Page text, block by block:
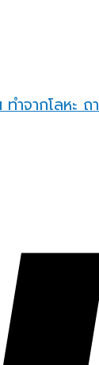
ทำจากโลห